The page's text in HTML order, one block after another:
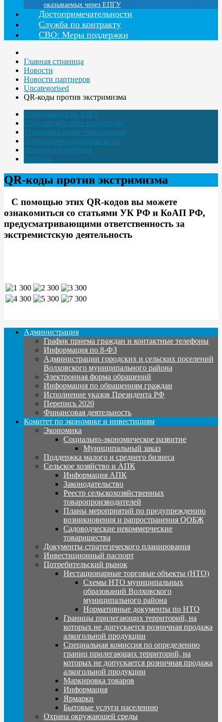
оказываемых через ЕПГУ
Достопримечательности
Служба по контракту
СВО: Меры поддержки
Главная страница
Новости
Новости партнеров
Uncategorised
QR-коды против экстримизма
Информация по 8-ФЗ
Противодействие коррупции
Муниципальные образования
Нормативно-правовые акты
Интернет-приёмная
Выборы
QR-коды против экстримизма
С помощью этих QR-кодов вы можете
ознакомиться со статьями УК РФ и КоАП РФ,
предусматривающими ответственность за
экстремистскую деятельность
Администрация
График приема граждан и контактные телефоны
Информация по 8-ФЗ
Администрации городских и сельских поселений
Волховского муниципального района
Электронная форма обращений
Информация по обращениям граждан
Исполнение указов Президента РФ
Перепись 2020
Финансовая деятельность
Комитет по экономике и инвестициям
Экономика
Социально-экономическое развитие
Муниципальный заказ
Поддержка малого и среднего бизнеса
Сельское хозяйство и АПК
Информация АПК
Законодательство
Реестр сельскохозяйственных
товаропроизводителей
Планы мероприятий по предупреждению
возникновения и рапространения ООБЖ
Садоводческие некоммерческие
товарищества
Документы стратегического планирования
Инвестиционный паспорт
Потребительский рынок
Нестационарные торговые объекты (НТО)
Схемы НТО муниципальных
образований Волховского
муниципального района
Нормативные документы по НТО
Границы прилегающих территорий, на
которых не допускается розничная продажа
алкогольной продукции
Специальная комиссия по определению
границ прилегающих территорий, на
которых не допускается розничная продажа
алкогольной продукции
Маркировка товаров
Информация
Ярмарки
Бытовые услуги населению
Охрана окружающей среды